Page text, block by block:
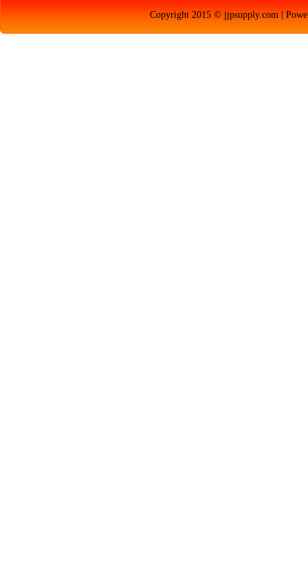
Copyright 2015 © jjpsupply.com |